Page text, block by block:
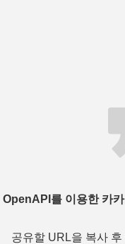
OpenAPI를 이용한 카
공유할 URL을 복사